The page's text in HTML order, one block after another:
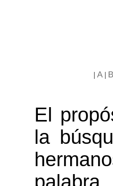
| A| B
El
la